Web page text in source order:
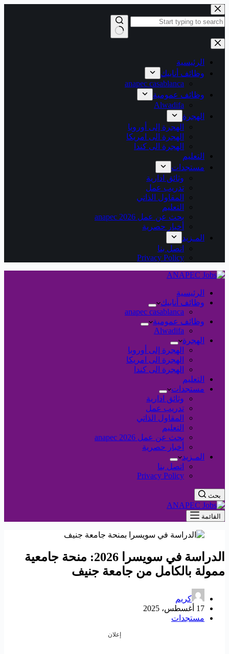
التجاوز
إلى
المحتوى
نتائج
الرئيسية
وظائف أنابيك
anapec casablanca
وظائف عمومية
Alwadifa
الهجرة
الهجرة إلى أوروبا
الهجرة الى امريكا
الهجرة الى كندا
التعليم
مستجدات
وثائق ادارية
تدريب عمل
المقاول الذاتي
التعليم
بحث عن عمل 2026 anapec
أخبار حصرية
المـزيد
اتصل بنا
Privacy Policy
الرئيسية
وظائف أنابيك
anapec casablanca
وظائف عمومية
Alwadifa
الهجرة
الهجرة إلى أوروبا
الهجرة الى امريكا
الهجرة الى كندا
التعليم
مستجدات
وثائق ادارية
تدريب عمل
المقاول الذاتي
التعليم
بحث عن عمل 2026 anapec
أخبار حصرية
المـزيد
اتصل بنا
Privacy Policy
بحث
القائمة
الدراسة في سويسرا 2026: منحة جامعية
ممولة بالكامل من جامعة جنيف
كريم
17 أغسطس، 2025
مستجدات
إعلان